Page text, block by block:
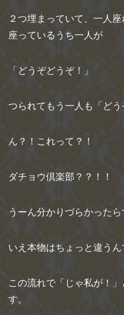
２つ埋まっていて、一人
座っているうち一人が
「どうぞどうぞ！」
つられてもう一人も「どう
ん？！これって？！
ダチョウ倶楽部？？！！
うーん分かりづらかったら
いえ本物はちょっと違うん
この流れで「じゃ私が！
す。